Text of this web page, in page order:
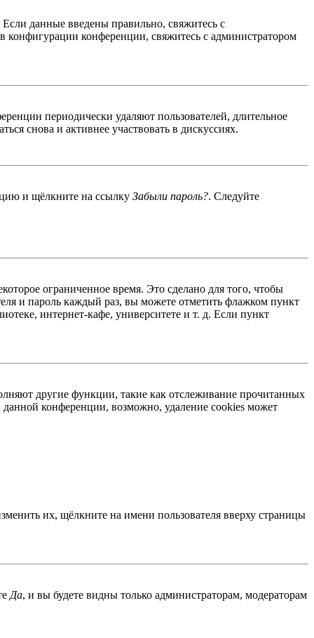
данные введены правильно, свяжитесь с
конференции, свяжитесь с администратором
периодически удаляют пользователей, длительное
снова и активнее участвовать в дискуссиях.
и щёлкните на ссылку Забыли пароль?. Следуйте
ограниченное время. Это сделано для того, чтобы
и пароль каждый раз, вы можете отметить флажком пункт
интернет-кафе, университете и т. д. Если пункт
другие функции, такие как отслеживание прочитанных
конференции, возможно, удаление cookies может
их, щёлкните на имени пользователя вверху страницы
Да, и вы будете видны только администраторам, модераторам